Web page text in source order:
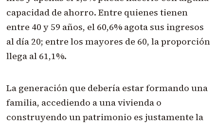
capacidad de ahorro. Entre quienes tienen
entre 40 y 59 años, el 60,6% agota sus ingresos
al día 20; entre los mayores de 60, la proporción
llega al 61,1%.
La generación que debería estar formando una
familia, accediendo a una vivienda o
construyendo un patrimonio es justamente la